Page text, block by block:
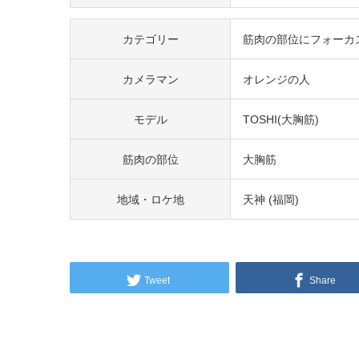
カテゴリー 筋肉の部位にフォーカ
カメラマン オレンジの人
モデル TOSHI(大胸筋)
筋肉の部位 大胸筋
地域・ロケ地 天神 (福岡)
Tweet Share